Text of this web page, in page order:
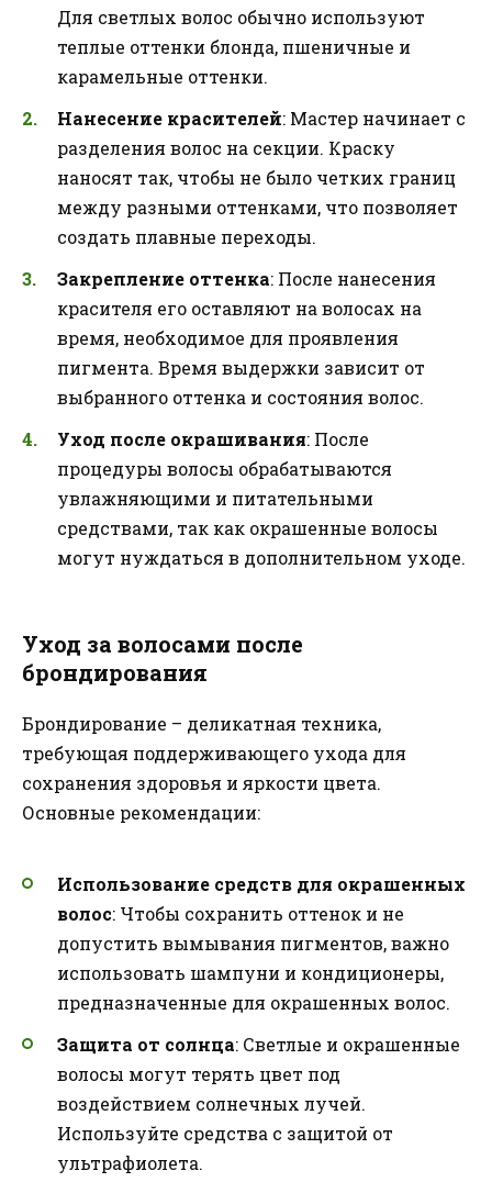
Для светлых волос обычно используют
теплые оттенки блонда, пшеничные и
карамельные оттенки.
Нанесение красителей: Мастер начинает с
разделения волос на секции. Краску
наносят так, чтобы не было четких границ
между разными оттенками, что позволяет
создать плавные переходы.
Закрепление оттенка: После нанесения
красителя его оставляют на волосах на
время, необходимое для проявления
пигмента. Время выдержки зависит от
выбранного оттенка и состояния волос.
Уход после окрашивания: После
процедуры волосы обрабатываются
увлажняющими и питательными
средствами, так как окрашенные волосы
могут нуждаться в дополнительном уходе.
Уход за волосами после
брондирования
Брондирование – деликатная техника,
требующая поддерживающего ухода для
сохранения здоровья и яркости цвета.
Основные рекомендации:
Использование средств для окрашенных
волос: Чтобы сохранить оттенок и не
допустить вымывания пигментов, важно
использовать шампуни и кондиционеры,
предназначенные для окрашенных волос.
Защита от солнца: Светлые и окрашенные
волосы могут терять цвет под
воздействием солнечных лучей.
Используйте средства с защитой от
ультрафиолета.